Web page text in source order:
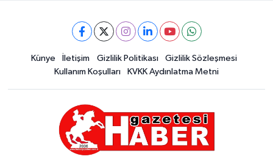
Künye İletişim Gizlilik Politikası
Gizlilik Sözleşmesi
Kullanım Koşulları
KVKK Aydınlatma Metni